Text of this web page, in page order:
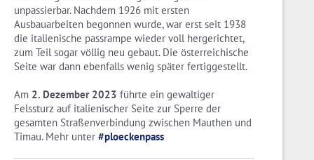
unpassierbar. Nachdem 1926 mit ersten
Ausbauarbeiten begonnen wurde, war erst seit 1938
die italienische passrampe wieder voll hergerichtet,
zum Teil sogar völlig neu gebaut. Die österreichische
Seite war dann ebenfalls wenig später fertiggestellt.
Am 2. Dezember 2023 führte ein gewaltiger
Felssturz auf italienischer Seite zur Sperre der
gesamten Straßenverbindung zwischen Mauthen und
Timau. Mehr unter #ploeckenpass